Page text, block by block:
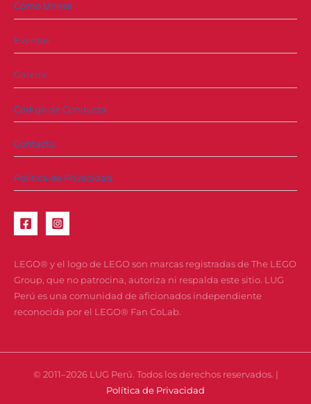
Cómo Unirse
Eventos
Galería
Código de Conducta
Contacto
Política de Privacidad
LEGO® y el logo de LEGO son marcas registradas de The LEGO
Group, que no patrocina, autoriza ni respalda este sitio. LUG
Perú es una comunidad de aficionados independiente
reconocida por el LEGO® Fan CoLab.
© 2011–2026 LUG Perú. Todos los derechos reservados. |
Política de Privacidad